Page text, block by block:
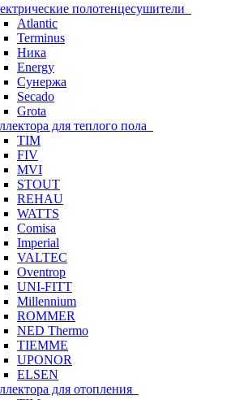
полотенцесушители
Atlantic
Terminus
Ника
Energy
Сунержа
Secado
Grota
для теплого пола
TIM
FIV
MVI
STOUT
REHAU
WATTS
Comisa
Imperial
VALTEC
Oventrop
UNI-FITT
Millennium
ROMMER
NED Thermo
TIEMME
UPONOR
ELSEN
для отопления